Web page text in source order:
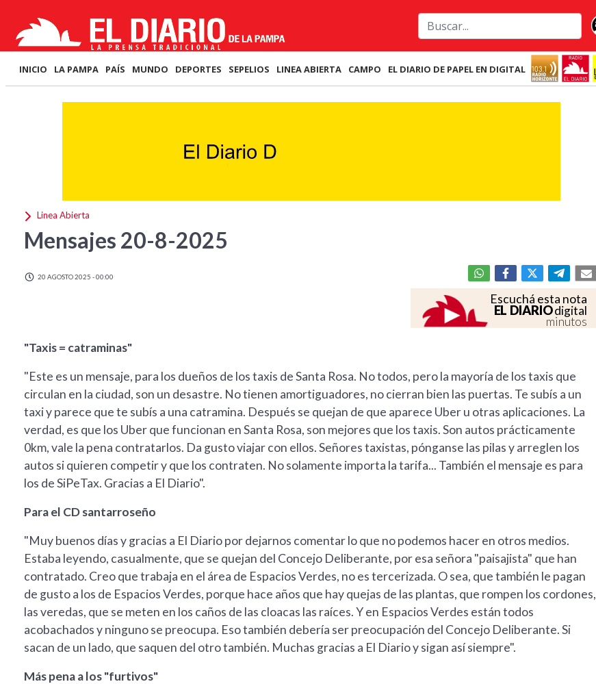
INICIO LA PAMPA PAÍS MUNDO DEPORTES SEPELIOS LINEA ABIERTA CAMPO EL DIARIO DE PAPEL EN DIGITAL
Linea Abierta
Mensajes 20-8-2025
20 AGOSTO 2025 - 00:00
Escuchá esta nota
EL DIARIOdigital
minutos
"Taxis = catraminas"
"Este es un mensaje, para los dueños de los taxis de Santa Rosa. No todos, pero la mayoría de los taxis que
circulan en la ciudad, son un desastre. No tienen amortiguadores, no cierran bien las puertas. Te subís a un
taxi y parece que te subís a una catramina. Después se quejan de que aparece Uber u otras aplicaciones. La
verdad, es que los Uber que funcionan en Santa Rosa, son mejores que los taxis. Son autos prácticamente
0km, vale la pena contratarlos. Da gusto viajar con ellos. Señores taxistas, pónganse las pilas y arreglen los
autos si quieren competir y que los contraten. No solamente importa la tarifa... También el mensaje es para
los de SiPeTax. Gracias a El Diario".
Para el CD santarroseño
"Muy buenos días y gracias a El Diario por dejarnos comentar lo que no podemos hacer en otros medios.
Estaba leyendo, casualmente, que se quejan del Concejo Deliberante, por esa señora "paisajista" que han
contratado. Creo que trabaja en el área de Espacios Verdes, no es tercerizada. O sea, que también le pagan
de gusto a los de Espacios Verdes, porque hace años que hay quejas de las plantas, que rompen los cordones,
las veredas, que se meten en los caños de las cloacas las raíces. Y en Espacios Verdes están todos
acobachados y ninguno se preocupa. Eso también debería ser preocupación del Concejo Deliberante. Si
sacan de un lado, que saquen del otro también. Muchas gracias a El Diario y sigan así siempre".
Más pena a los "furtivos"